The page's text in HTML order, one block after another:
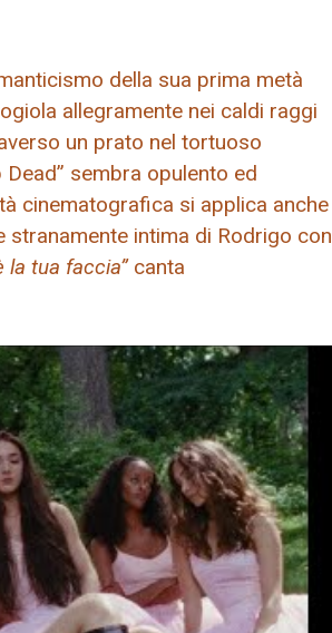
della sua prima metà
allegramente nei caldi raggi
un prato nel tortuoso
sembra opulento ed
cinematografica si applica anche
stranamente intima di Rodrigo con
la tua faccia”canta